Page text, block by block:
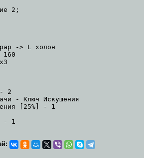
2;
-> L холон
160
- 2
- Ключ Искушения
[25%] - 1
- 1